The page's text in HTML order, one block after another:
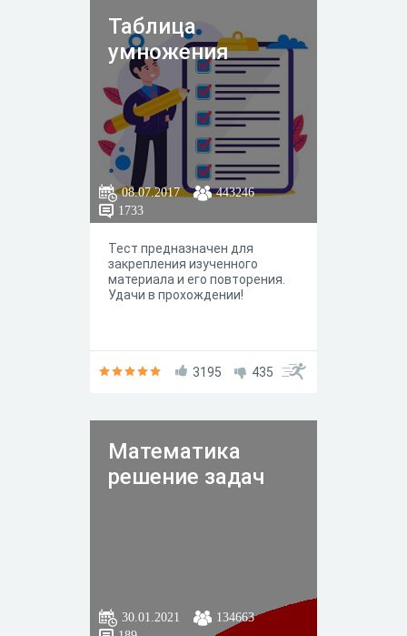
Таблица
умножения
08.07.2017
443246
1733
Тест предназначен для
закрепления изученного
материала и его повторения.
Удачи в прохождении!
3195 435
Математика
решение задач
30.01.2021
134663